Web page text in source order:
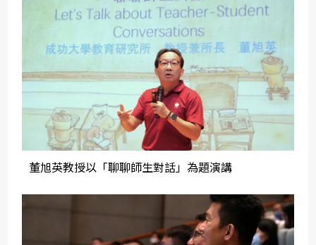
董旭英教授以「聊聊師生對話」為題演講